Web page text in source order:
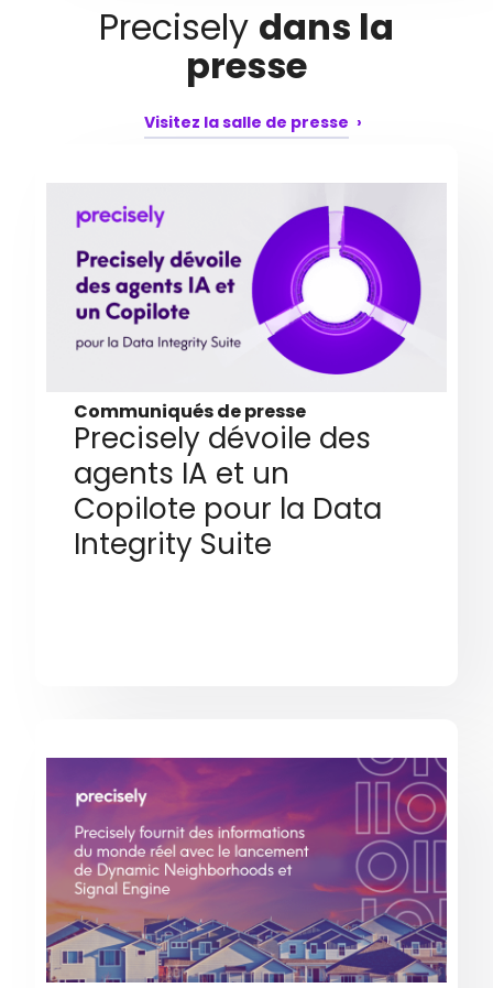
Precisely dans la
presse
Visitez la salle de presse
Communiqués de presse
Precisely dévoile des
agents IA et un
Copilote pour la Data
Integrity Suite